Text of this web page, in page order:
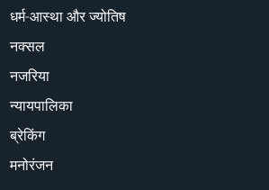
धर्म-आस्था और ज्योतिष
नक्सल
नजरिया
न्यायपालिका
ब्रेकिंग
मनोरंजन